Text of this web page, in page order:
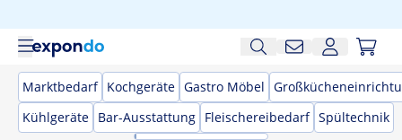
Marktbedarf Kochgeräte Gastro Möbel
Kühlgeräte Bar-Ausstattung Fleischereibedarf Spültechnik